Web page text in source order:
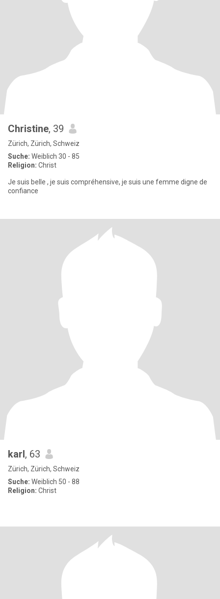
Christine, 39
Zürich, Zürich, Schweiz
Suche: Weiblich 30 - 85
Religion: Christ
Je suis belle , je suis compréhensive, je suis une femme digne de
confiance
karl, 63
Zürich, Zürich, Schweiz
Suche: Weiblich 50 - 88
Religion: Christ